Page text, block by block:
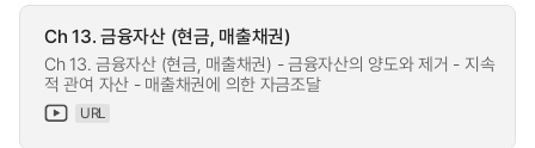
Ch 13. 금융자산 (현금, 매출채권)
Ch 13. 금융자산 (현금, 매출채권) - 금융자산의 양도와 제거 - 지속
적 관여 자산 - 매출채권에 의한 자금조달
URL